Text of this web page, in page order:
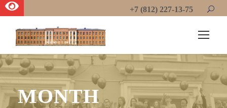
+7 (812) 227-13-75
MONTH